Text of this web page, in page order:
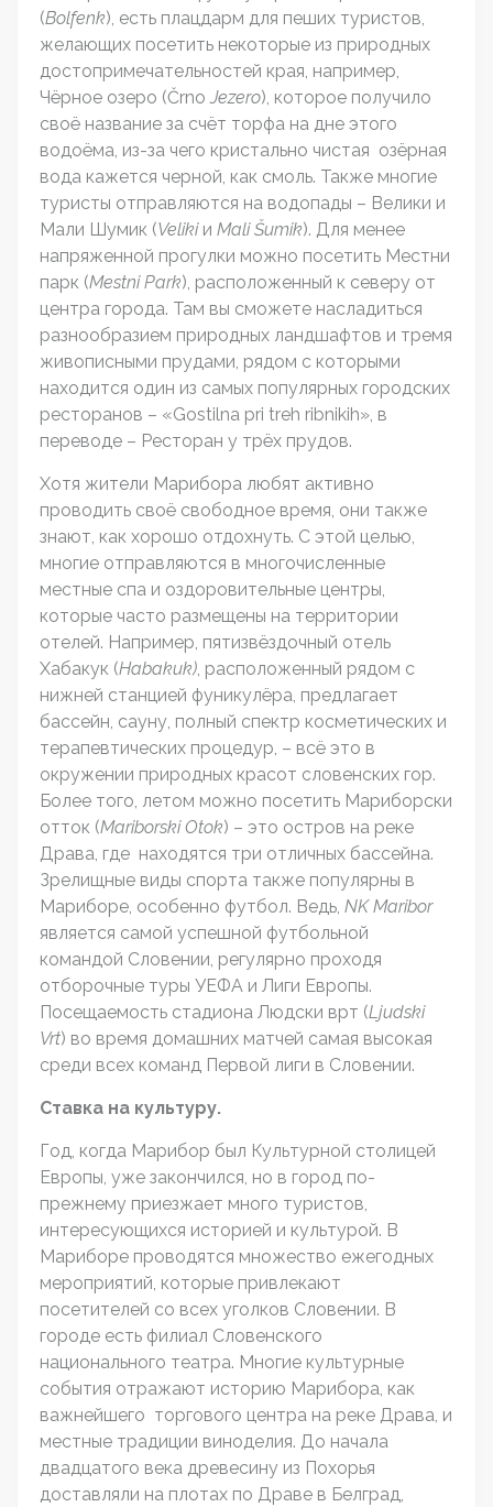
(Bolfenk), есть плацдарм для пеших туристов,
желающих посетить некоторые из природных
достопримечательностей края, например,
Чёрное озеро (ČrnoJezero), которое получило
своё название за счёт торфа на дне этого
водоёма, из-за чего кристально чистая озёрная
вода кажется черной, как смоль. Также многие
туристы отправляются на водопады – Велики и
Мали Шумик (VelikiиMaliŠumik). Для менее
напряженной прогулки можно посетить Местни
парк (Mestni Park), расположенный к северу от
центра города. Там вы сможете насладиться
разнообразием природных ландшафтов и тремя
живописными прудами, рядом с которыми
находится один из самых популярных городских
ресторанов – «Gostilna pri treh ribnikih», в
переводе – Ресторан у трёх прудов.
Хотя жители Марибора любят активно
проводить своё свободное время, они также
знают, как хорошо отдохнуть. С этой целью,
многие отправляются в многочисленные
местные спа и оздоровительные центры,
которые часто размещены на территории
отелей. Например, пятизвёздочный отель
Хабакук (Habakuk), расположенный рядом с
нижней станцией фуникулёра, предлагает
бассейн, сауну, полный спектр косметических и
терапевтических процедур, – всё это в
окружении природных красот словенских гор.
Более того, летом можно посетить Мариборски
отток (Mariborski Otok) – это остров на реке
Драва, где находятся три отличных бассейна.
Зрелищные виды спорта также популярны в
Мариборе, особенно футбол. Ведь,NK Maribor
является самой успешной футбольной
командой Словении, регулярно проходя
отборочные туры УЕФА и Лиги Европы.
Посещаемость стадиона Людски врт (Ljudski
Vrt) во время домашних матчей самая высокая
среди всех команд Первой лиги в Словении.
Ставка на культуру.
Год, когда Марибор был Культурной столицей
Европы, уже закончился, но в город по-
прежнему приезжает много туристов,
интересующихся историей и культурой. В
Мариборе проводятся множество ежегодных
мероприятий, которые привлекают
посетителей со всех уголков Словении. В
городе есть филиал Словенского
национального театра. Многие культурные
события отражают историю Марибора, как
важнейшего торгового центра на реке Драва, и
местные традиции виноделия. До начала
двадцатого века древесину из Похорья
доставляли на плотах по Драве в Белград,